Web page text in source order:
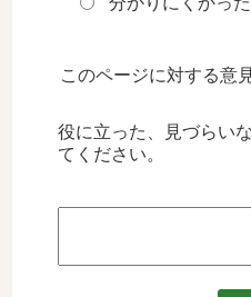
このページに対する意
役に立った、見づらい
てください。